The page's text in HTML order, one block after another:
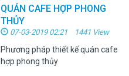
QUÁN CAFE HỢP PHONG
THỦY
07-03-2019 02:21 1441 View
Phương pháp thiết kế quán cafe
hợp phong thủy